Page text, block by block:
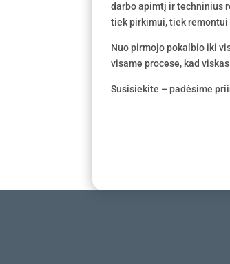
darbo apimtį ir techninius
tiek pirkimui, tiek
Nuo pirmojo pokalbio iki
visame procese, kad
Susisiekite – padėsime